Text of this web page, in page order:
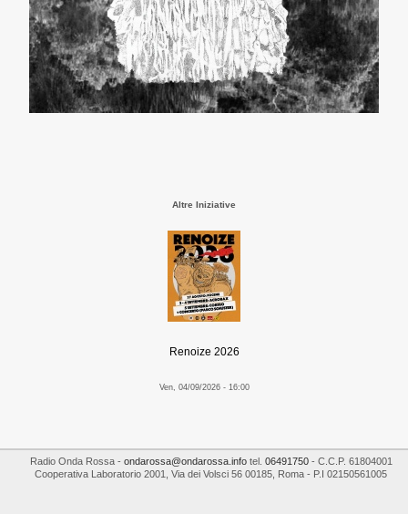
Altre Iniziative
Renoize 2026
Ven, 04/09/2026 - 16:00
Radio Onda Rossa- ondarossa@ondarossa.infotel. 06491750- C.C.P. 61804001
Cooperativa Laboratorio 2001, Via dei Volsci 56 00185, Roma - P.I 02150561005